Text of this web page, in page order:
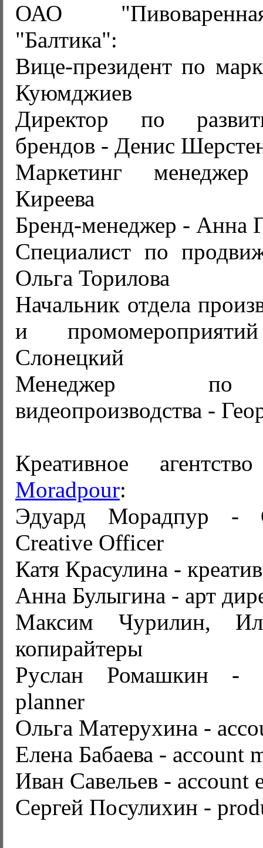
ОАО
"Балтика":
Вице-президент по
Куюмджиев
Директор по
брендов - Денис
Маркетинг
Киреева
Бренд-менеджер - Анна
Специалист по
Ольга Торилова
Начальник отдела
и
Слонецкий
Менеджер по
видеопроизводства -
Креативное
Moradpour:
Эдуард Морадпур
Creative Officer
Катя Красулина -
Анна Булыгина - арт
Максим Чурилин,
копирайтеры
Руслан Ромашкин -
planner
Ольга Матерухина -
Елена Бабаева - account
Иван Савельев - account
Сергей Посулихин -